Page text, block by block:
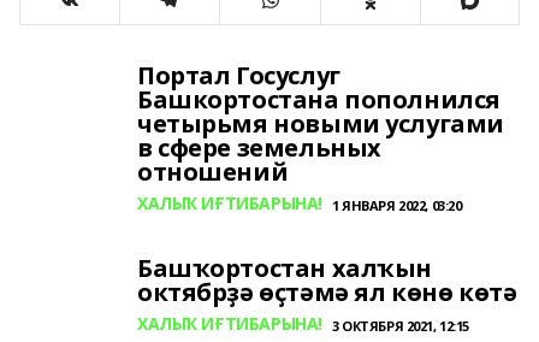
Портал Госуслуг
Башкортостана пополнился
четырьмя новыми услугами
в сфере земельных
отношений
ХАЛЫҠ ИҒТИБАРЫНА! 1 ЯНВАРЯ 2022, 03:20
Башҡортостан халҡын
октябрҙә өҫтәмә ял көнө көтә
ХАЛЫҠ ИҒТИБАРЫНА! 3 ОКТЯБРЯ 2021, 12:15